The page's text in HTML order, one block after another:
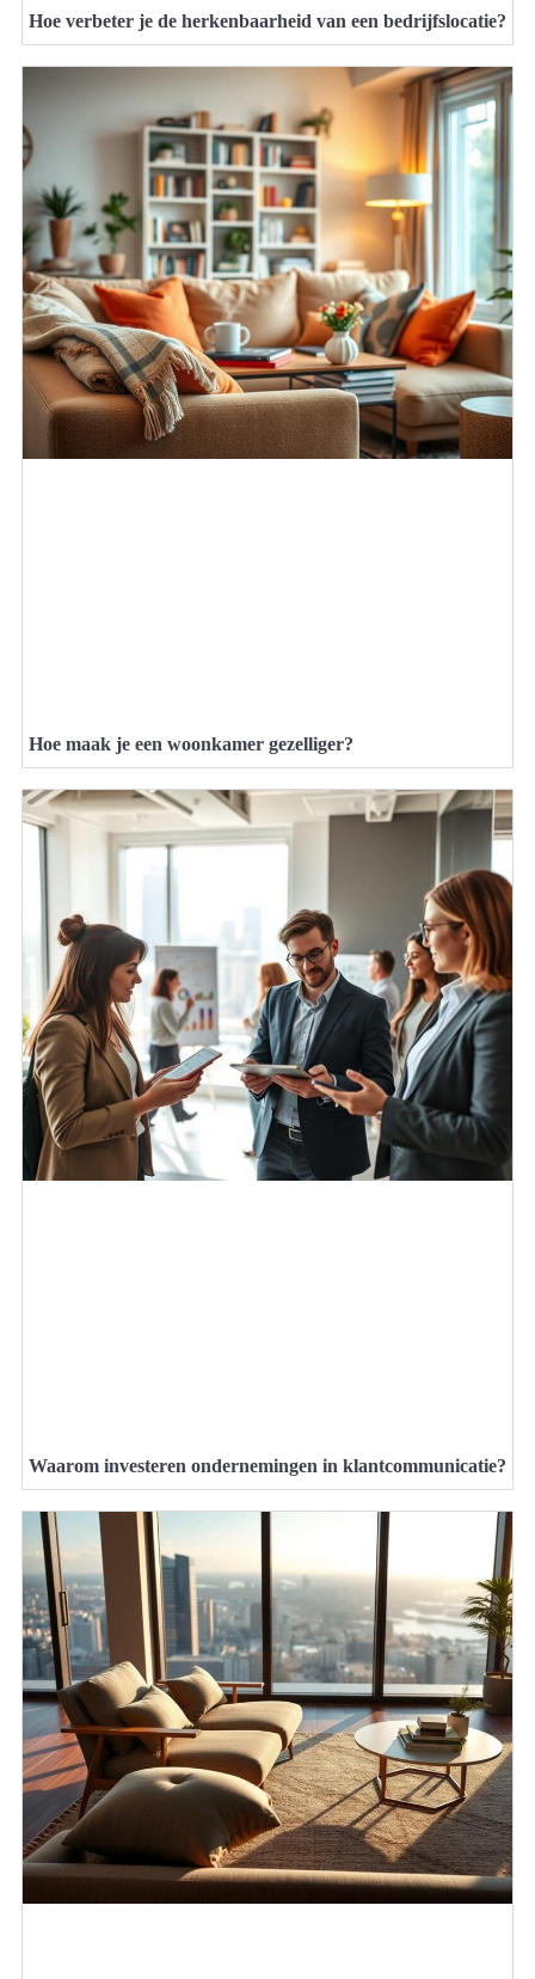
Hoe verbeter je de herkenbaarheid van een bedrijfslocatie?
Hoe maak je een woonkamer gezelliger?
Waarom investeren ondernemingen in klantcommunicatie?